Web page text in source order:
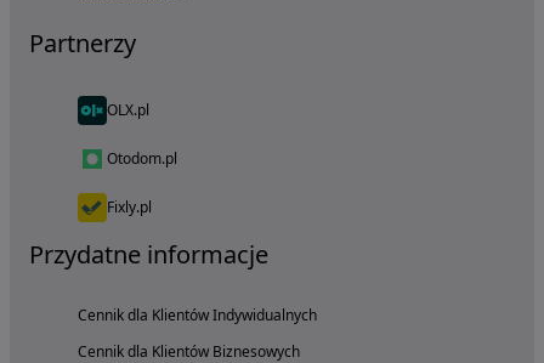
Partnerzy
OLX.pl
Otodom.pl
Fixly.pl
Przydatne informacje
Cennik dla Klientów Indywidualnych
Cennik dla Klientów Biznesowych